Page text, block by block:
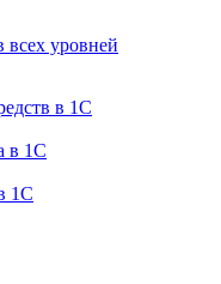
всех уровней
в 1С
в 1С
1С